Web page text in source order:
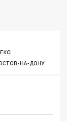
НА-ДОНУ